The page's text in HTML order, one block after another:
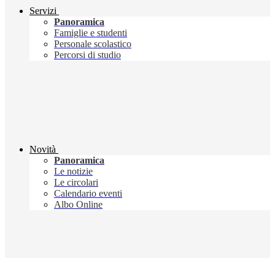
Servizi
Panoramica
Famiglie e studenti
Personale scolastico
Percorsi di studio
Novità
Panoramica
Le notizie
Le circolari
Calendario eventi
Albo Online